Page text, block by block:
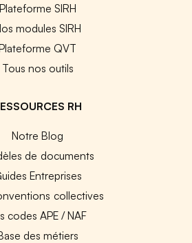
Plateforme SIRH
modules SIRH
QVT
Tous nos outils
RH
Notre Blog
de documents
Entreprises
collectives
codes APE / NAF
des métiers